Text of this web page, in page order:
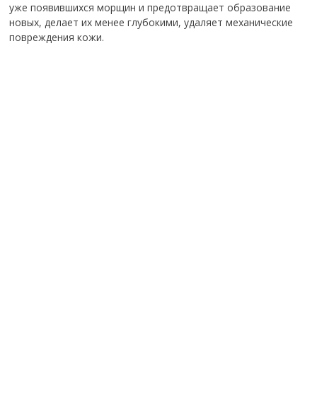
уже появившихся морщин и предотвращает образование
новых, делает их менее глубокими, удаляет механические
повреждения кожи.